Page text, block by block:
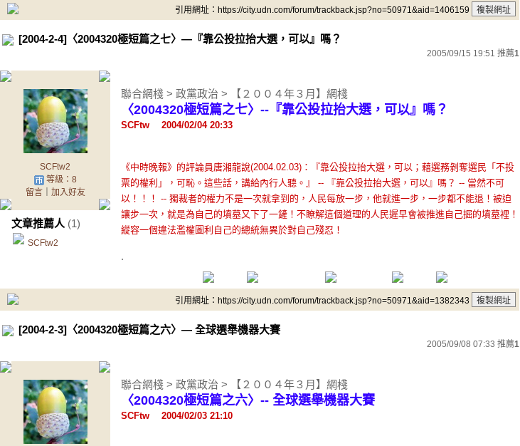
引用網址：https://city.udn.com/forum/trackback.jsp?no=50971&aid=1406159
[2004-2-4]〈2004320極短篇之七〉—『靠公投拉抬大選，可以』嗎？
2005/09/15 19:51 推薦1
SCFtw2
等級：8
留言｜ 加入好友
文章推薦人 (1)
SCFtw2
聯合網棧 > 政黨政治 > 【２００４年３月】網棧
〈2004320極短篇之七〉--『靠公投拉抬大選，可以』嗎？
SCFtw 2004/02/04 20:33
《中時晚報》的評論員唐湘龍說(2004.02.03)：『靠公投拉抬大選，可以；藉選務剝奪選民「不投
票的權利」，可恥。這些話，講給內行人聽。』 -- 『靠公投拉抬大選，可以』嗎？ -- 當然不可
以！！！ -- 獨裁者的權力不是一次就拿到的，人民每放一步，他就進一步，一步都不能退！被迫
讓步一次，就是為自己的墳墓又下了一鏟！不瞭解這個道理的人民遲早會被推進自己掘的墳墓裡！
縱容一個違法濫權圖利自己的總統無異於對自己殘忍！
.
引用網址：https://city.udn.com/forum/trackback.jsp?no=50971&aid=1382343
[2004-2-3]〈2004320極短篇之六〉— 全球選舉機器大賽
2005/09/08 07:33 推薦1
聯合網棧 > 政黨政治 > 【２００４年３月】網棧
〈2004320極短篇之六〉-- 全球選舉機器大賽
SCFtw 2004/02/03 21:10